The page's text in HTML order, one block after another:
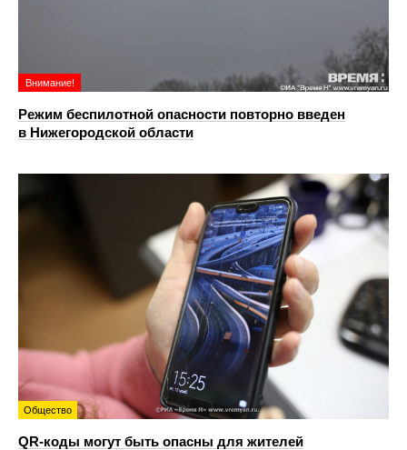
Внимание!
Режим беспилотной опасности повторно введен
в Нижегородской области
Общество
QR-коды могут быть опасны для жителей